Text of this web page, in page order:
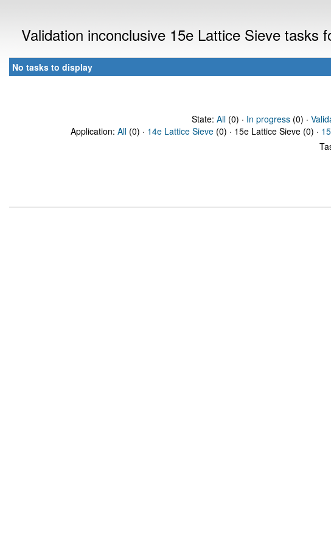
Validation inconclusive 15e Lattice Sieve tasks
No tasks to display
State: All(0) · In progress(0) ·
Application: All (0) · 14e Lattice Sieve (0) · 15e Lattice Sieve (0) ·